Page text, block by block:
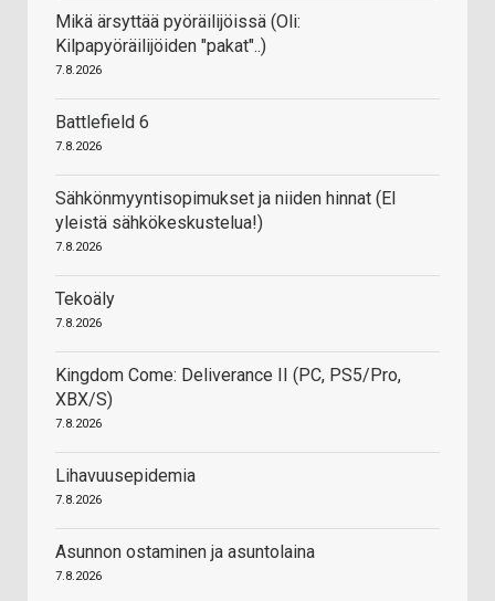
Mikä ärsyttää pyöräilijöissä (Oli:
Kilpapyöräilijöiden "pakat"..)
7.8.2026
Battlefield 6
7.8.2026
Sähkönmyyntisopimukset ja niiden hinnat (EI
yleistä sähkökeskustelua!)
7.8.2026
Tekoäly
7.8.2026
Kingdom Come: Deliverance II (PC, PS5/Pro,
XBX/S)
7.8.2026
Lihavuusepidemia
7.8.2026
Asunnon ostaminen ja asuntolaina
7.8.2026